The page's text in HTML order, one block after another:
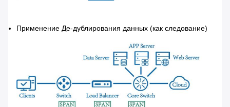
Применение Де-дублирования данных (как следование)